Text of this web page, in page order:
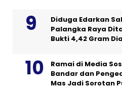
Diduga Edarkan
Palangka Raya
Bukti 4,42 Gram
Ramai di Media
Bandar dan
Mas Jadi Sorotan